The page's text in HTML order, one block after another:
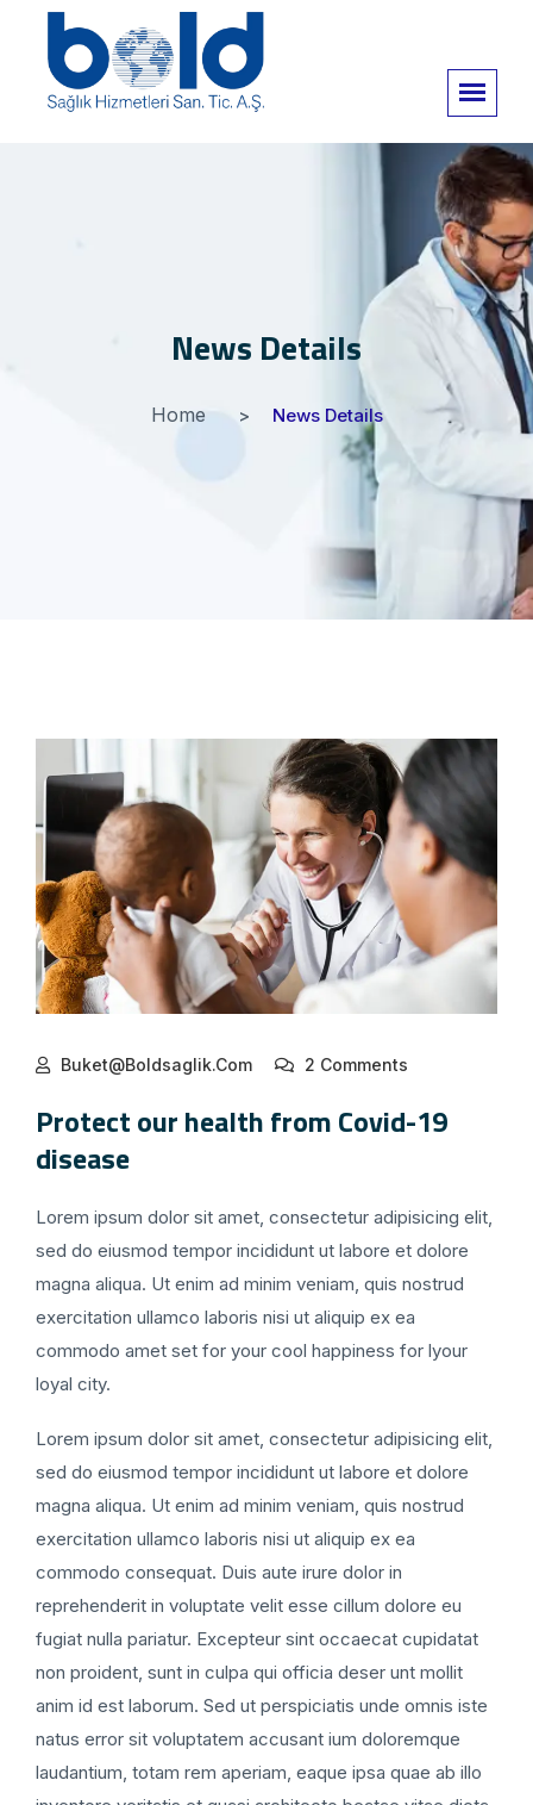
News Details
Home News Details
Buket@boldsaglik.com 2 Comments
Protect our health from Covid-19
disease
Lorem ipsum dolor sit amet, consectetur adipisicing elit,
sed do eiusmod tempor incididunt ut labore et dolore
magna aliqua. Ut enim ad minim veniam, quis nostrud
exercitation ullamco laboris nisi ut aliquip ex ea
commodo amet set for your cool happiness for lyour
loyal city.
Lorem ipsum dolor sit amet, consectetur adipisicing elit,
sed do eiusmod tempor incididunt ut labore et dolore
magna aliqua. Ut enim ad minim veniam, quis nostrud
exercitation ullamco laboris nisi ut aliquip ex ea
commodo consequat. Duis aute irure dolor in
reprehenderit in voluptate velit esse cillum dolore eu
fugiat nulla pariatur. Excepteur sint occaecat cupidatat
non proident, sunt in culpa qui officia deser unt mollit
anim id est laborum. Sed ut perspiciatis unde omnis iste
natus error sit voluptatem accusant ium doloremque
laudantium, totam rem aperiam, eaque ipsa quae ab illo